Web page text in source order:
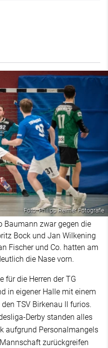
Foto: Philipp Reimer Fotografie
Baumann zwar gegen die
Bock und Jan Wilkening
Fischer und Co. hatten am
die Nase vorn.
für die Herren der TG
in eigener Halle mit einem
TSV Birkenau II furios.
Derby standen alles
aufgrund Personalmangels
zurückgreifen